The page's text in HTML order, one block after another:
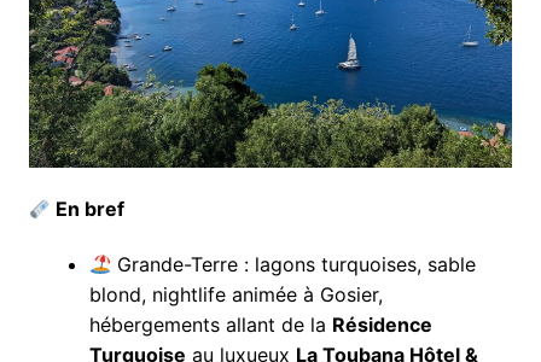
En bref
Grande-Terre : lagons turquoises, sable
blond, nightlife animée à Gosier,
hébergements allant de la Résidence
Turquoise au luxueux La Toubana Hôtel &